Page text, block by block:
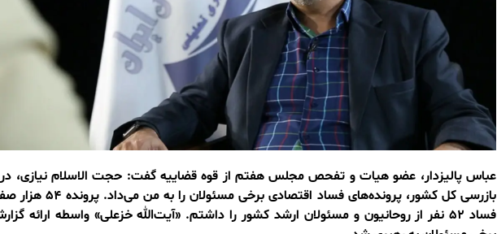
عباس پالیزدار، عضو هیات و تفحص مجلس هفتم از قوه قضاییه گفت: حجت الاسلام نیازی،
بازرسی کل کشور، پرونده‌های فساد اقتصادی برخی
فساد ۵۲ نفر از روحانیون و مسئولان ارشد کشور را داشتم. «آیت‌الله خزعلی» واسطه ارائه